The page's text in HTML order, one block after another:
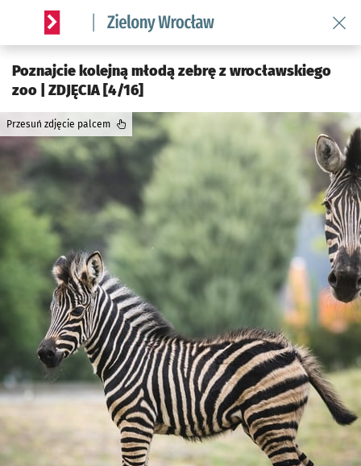
Serwis informacyjny wroclaw.pl podserwis: Środowisko we
Poznajcie kolejną młodą zebrę z wrocławskiego
zoo | ZDJĘCIA [4/16]
Przesuń zdjęcie palcem